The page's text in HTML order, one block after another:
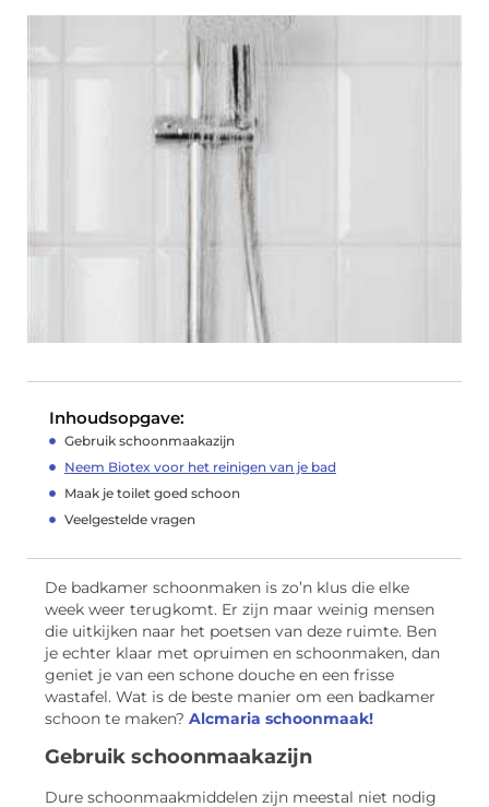
Inhoudsopgave:
Gebruik schoonmaakazijn
Neem Biotex voor het reinigen van je bad
Maak je toilet goed schoon
Veelgestelde vragen
De badkamer schoonmaken is zo’n klus die elke
week weer terugkomt. Er zijn maar weinig mensen
die uitkijken naar het poetsen van deze ruimte. Ben
je echter klaar met opruimen en schoonmaken, dan
geniet je van een schone douche en een frisse
wastafel. Wat is de beste manier om een badkamer
schoon te maken? Alcmaria schoonmaak!
Gebruik schoonmaakazijn
Dure schoonmaakmiddelen zijn meestal niet nodig